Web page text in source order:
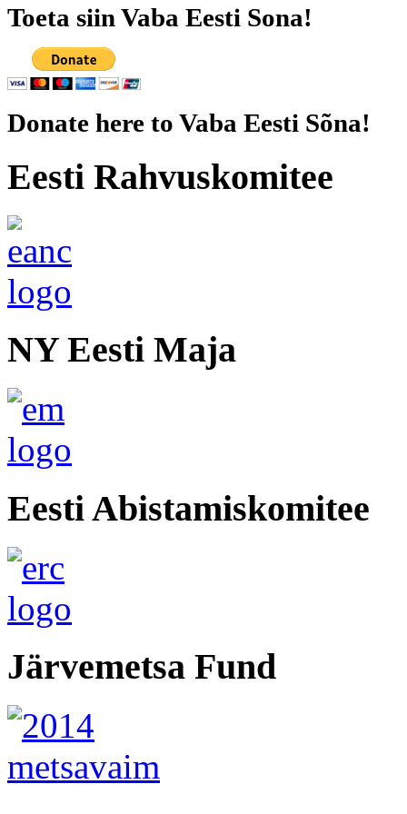
Toeta siin Vaba Eesti Sona!
Donate here to Vaba Eesti Sõna!
Eesti Rahvuskomitee
NY Eesti Maja
Eesti Abistamiskomitee
Järvemetsa Fund